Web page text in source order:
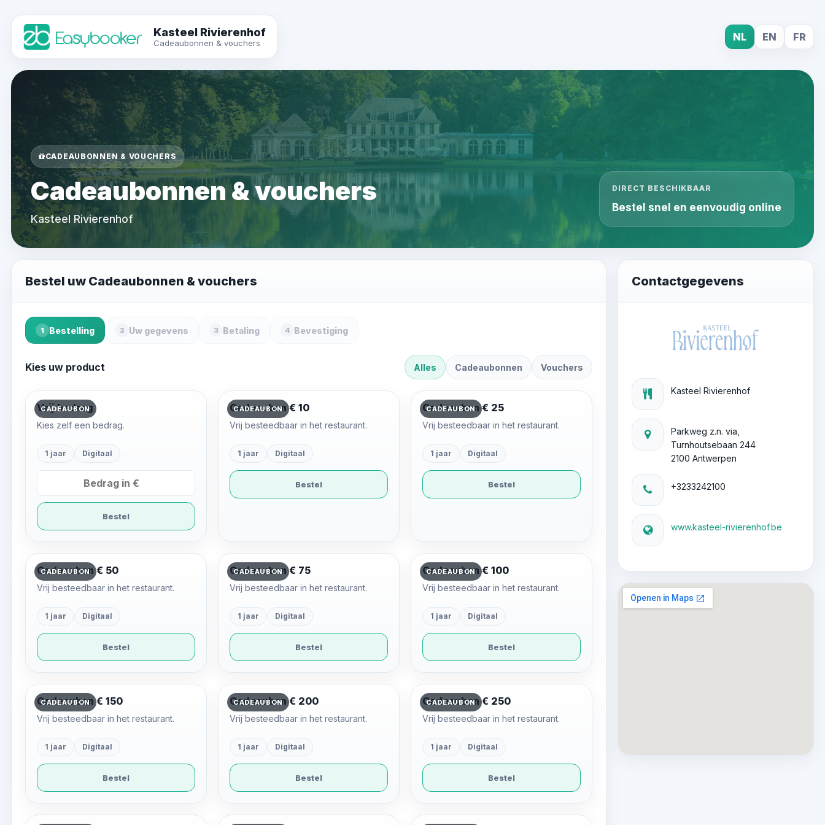
Kasteel Rivierenhof
Cadeaubonnen & vouchers NL EN FR
CADEAUBONNEN & VOUCHERS
Cadeaubonnen & vouchers
Kasteel Rivierenhof
DIRECT BESCHIKBAAR
Bestel snel en eenvoudig online
Bestel uw Cadeaubonnen & vouchers
1 Bestelling 2 Uw gegevens 3 Betaling 4 Bevestiging
Kies uw product Alles Cadeaubonnen Vouchers
CADEAUBON
Vrij bedrag
Kies zelf een bedrag.
1 jaar Digitaal
Bestel
CADEAUBON
Cadeaubon € 10
Vrij besteedbaar in het restaurant.
1 jaar Digitaal
Bestel
CADEAUBON
Cadeaubon € 25
Vrij besteedbaar in het restaurant.
1 jaar Digitaal
Bestel
CADEAUBON
Cadeaubon € 50
Vrij besteedbaar in het restaurant.
1 jaar Digitaal
Bestel
CADEAUBON
Cadeaubon € 75
Vrij besteedbaar in het restaurant.
1 jaar Digitaal
Bestel
CADEAUBON
Cadeaubon € 100
Vrij besteedbaar in het restaurant.
1 jaar Digitaal
Bestel
CADEAUBON
Cadeaubon € 150
Vrij besteedbaar in het restaurant.
1 jaar Digitaal
Bestel
CADEAUBON
Cadeaubon € 200
Vrij besteedbaar in het restaurant.
1 jaar Digitaal
Bestel
CADEAUBON
Cadeaubon € 250
Vrij besteedbaar in het restaurant.
1 jaar Digitaal
Bestel
Contactgegevens
Kasteel Rivierenhof
Parkweg z.n. via,
Turnhoutsebaan 244
2100 Antwerpen
+3233242100
www.kasteel-rivierenhof.be